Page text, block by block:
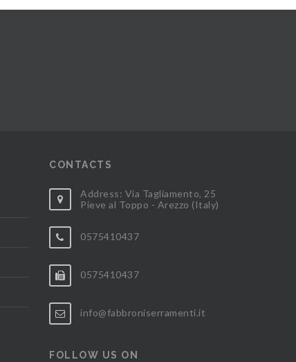
CONTACTS
Address: Via Tagliamento, 25
Pieve al Toppo - Arezzo (Italy)
0575410437
0575410437
info@fabbroniserramenti.it
FOLLOW US ON